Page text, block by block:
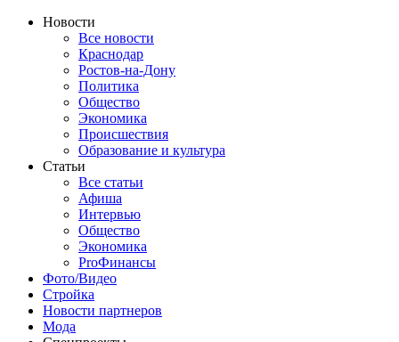
Новости
Все новости
Краснодар
Ростов-на-Дону
Политика
Общество
Экономика
Происшествия
Образование и культура
Статьи
Все статьи
Афиша
Интервью
Общество
Экономика
ProФинансы
Фото/Видео
Стройка
Новости партнеров
Мода